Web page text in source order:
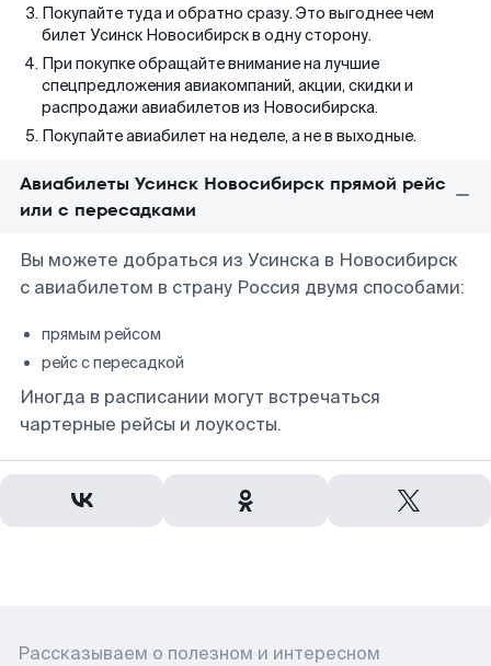
Покупайте туда и обратно сразу. Это выгоднее чем
билет Усинск Новосибирск в одну сторону.
При покупке обращайте внимание на лучшие
спецпредложения авиакомпаний, акции, скидки и
распродажи авиабилетов из Новосибирска.
Покупайте авиабилет на неделе, а не в выходные.
Авиабилеты Усинск Новосибирск прямой рейс
или с пересадками
Вы можете добраться из Усинска в Новосибирск
с авиабилетом в страну Россия двумя способами:
прямым рейсом
рейс с пересадкой
Иногда в расписании могут встречаться
чартерные рейсы и лоукосты.
Рассказываем о полезном и интересном